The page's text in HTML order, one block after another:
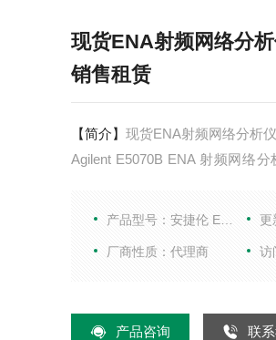
现货ENA射频网络分
销售租赁
【简介】现货ENA射频网络分析
Agilent E5070B ENA 射频网络分
（典型值） 扫描速度：9.6微秒/
产品型号：安捷伦 E5070B 更
厂商性质：代理商 访
产品咨询 联